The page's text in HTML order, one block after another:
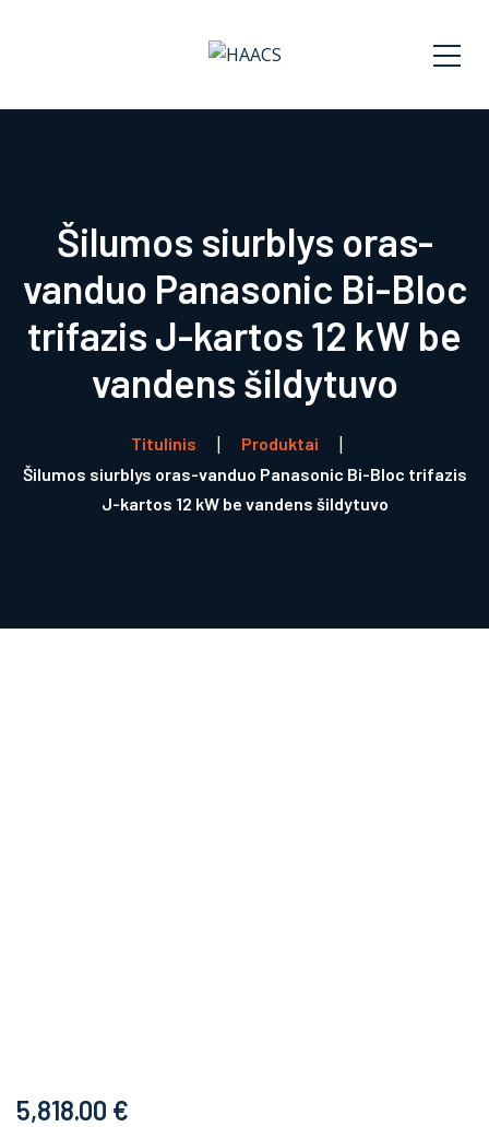
Šilumos siurblys oras-
vanduo Panasonic Bi-Bloc
trifazis J-kartos 12 kW be
vandens šildytuvo
Titulinis
Produktai
Šilumos siurblys oras-vanduo Panasonic Bi-Bloc trifazis
J-kartos 12 kW be vandens šildytuvo
5,818.00 €